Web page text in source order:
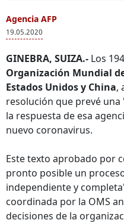
Agencia AFP
19.05.2020
GINEBRA, SUIZA.- Los
Organización Mundial
Estados Unidos y China,
resolución que prevé
la respuesta de esa
nuevo coronavirus.
Este texto aprobado por
pronto posible un
independiente y
coordinada por la OMS
decisiones de la